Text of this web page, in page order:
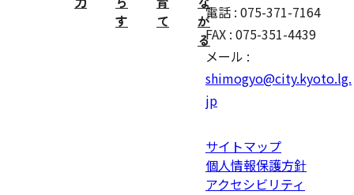
す
て
が
る
電話 : 075-371-7164
FAX : 075-351-4439
メール :
shimogyo@city.kyoto.lg.
jp
サイトマップ
個人情報保護方針
アクセシビリティ